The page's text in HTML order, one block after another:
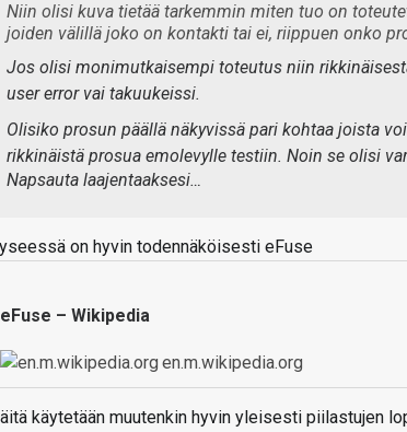
Niin olisi kuva tietää tarkemmin miten tuo on
joiden välillä joko on kontakti tai ei, riippuen onko
Jos olisi monimutkaisempi toteutus niin
user error vai takuukeissi.
Olisiko prosun päällä näkyvissä pari kohtaa joista
rikkinäistä prosua emolevylle testiin. Noin se olisi
Napsauta laajentaaksesi…
on hyvin todennäköisesti eFuse
eFuse – Wikipedia
en.m.wikipedia.org
käytetään muutenkin hyvin yleisesti piilastujen